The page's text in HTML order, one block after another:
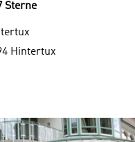
Sterne
Hintertux